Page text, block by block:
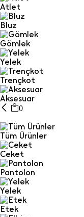
Atlet
Bluz
Gömlek
Yelek
Trençkot
Aksesuar
0
Tüm Ürünler
Ceket
Pantolon
Yelek
Etek